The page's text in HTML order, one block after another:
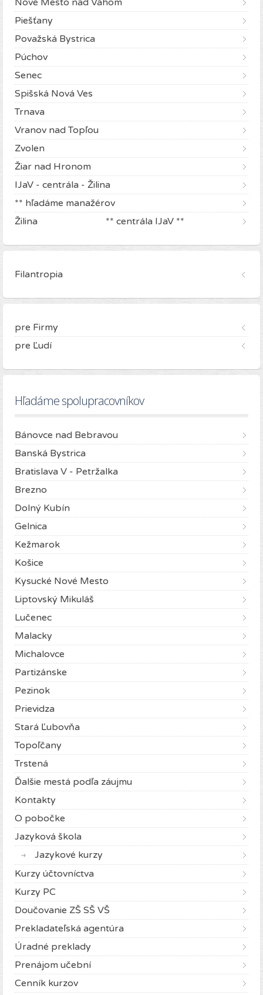
Nové Mesto nad Váhom
Piešťany
Považská Bystrica
Púchov
Senec
Spišská Nová Ves
Trnava
Vranov nad Topľou
Zvolen
Žiar nad Hronom
IJaV - centrála - Žilina
** hľadáme manažérov
Žilina ** centrála IJaV **
Filantropia
pre Firmy
pre Ľudí
Hľadáme spolupracovníkov
Bánovce nad Bebravou
Banská Bystrica
Bratislava V - Petržalka
Brezno
Dolný Kubín
Gelnica
Kežmarok
Košice
Kysucké Nové Mesto
Liptovský Mikuláš
Lučenec
Malacky
Michalovce
Partizánske
Pezinok
Prievidza
Stará Ľubovňa
Topoľčany
Trstená
Ďalšie mestá podľa záujmu
Kontakty
O pobočke
Jazyková škola
Jazykové kurzy
Kurzy účtovníctva
Kurzy PC
Doučovanie ZŠ SŠ VŠ
Prekladateľská agentúra
Úradné preklady
Prenájom učební
Cenník kurzov